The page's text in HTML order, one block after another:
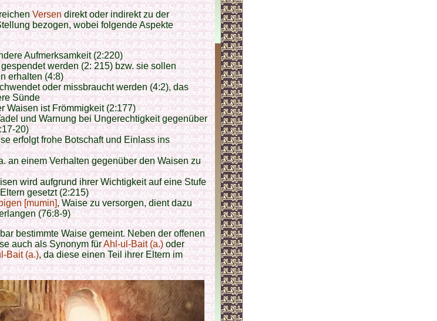
Versendirekt oder indirekt zu der
bezogen, wobei folgende Aspekte
Aufmerksamkeit (2:220)
werden (2: 215) bzw. sie sollen
erhalten (4:8)
oder missbraucht werden (4:2), das
Sünde
Waisen ist Frömmigkeit (2:177)
und Warnung bei Ungerechtigkeit gegenüber
20)
erfolgt frohe Botschaft und Einlass ins
an einem Verhalten gegenüber den Waisen zu
wird aufgrund ihrer Wichtigkeit auf eine Stufe
gesetzt (2:215)
[mumin], Waise zu versorgen, dient dazu
(76:8-9)
bestimmte Waise gemeint. Neben der offenen
auch als Synonym fürAhl-ul-Bait (a.)oder
Bait (a.), da diese einen Teil ihrer Eltern im